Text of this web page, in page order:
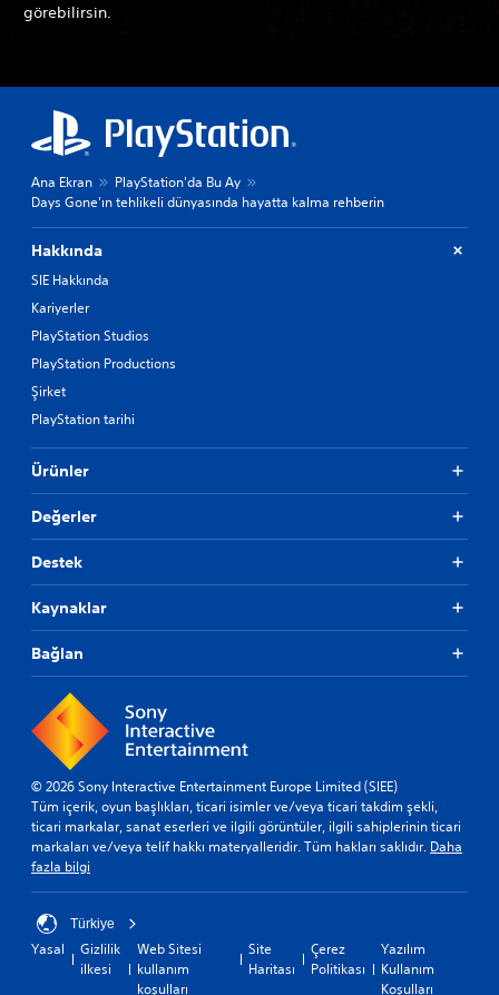
görebilirsin.
Ana Ekran
PlayStation'da Bu Ay
Days Gone'ın tehlikeli dünyasında hayatta kalma rehberin
Hakkında
SIE Hakkında
Kariyerler
PlayStation Studios
PlayStation Productions
Şirket
PlayStation tarihi
Ürünler
Değerler
Destek
Kaynaklar
Bağlan
© 2026 Sony Interactive Entertainment Europe Limited (SIEE)
Tüm içerik, oyun başlıkları, ticari isimler ve/veya ticari takdim şekli,
ticari markalar, sanat eserleri ve ilgili görüntüler, ilgili sahiplerinin ticari
markaları ve/veya telif hakkı materyalleridir. Tüm hakları saklıdır. Daha
fazla bilgi
Türkiye
Yasal
Gizlilik
ilkesi
Web Sitesi
kullanım
koşulları
Site
Haritası
Çerez
Politikası
Yazılım
Kullanım
Koşulları